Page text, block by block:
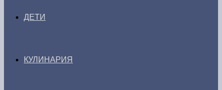
ДЕТИ
КУЛИНАРИЯ